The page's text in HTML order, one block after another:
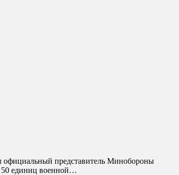
представитель Минобороны
50 единиц военной…